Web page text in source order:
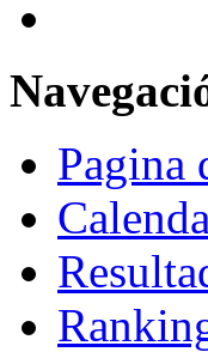
Pagina